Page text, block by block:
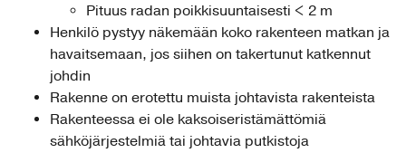
Pituus radan poikkisuuntaisesti < 2 m
Henkilö pystyy näkemään koko rakenteen matkan ja
havaitsemaan, jos siihen on takertunut katkennut
johdin
Rakenne on erotettu muista johtavista rakenteista
Rakenteessa ei ole kaksoiseristämättömiä
sähköjärjestelmiä tai johtavia putkistoja